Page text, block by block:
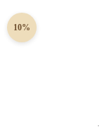
10%